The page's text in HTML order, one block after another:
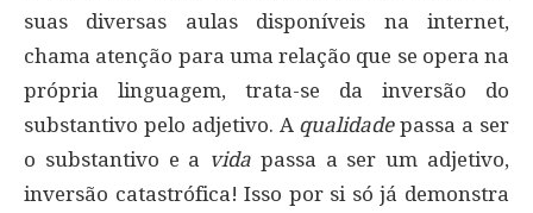
suas diversas aulas disponíveis na internet,
chama atenção para uma relação que se opera na
própria linguagem, trata-se da inversão do
substantivo pelo adjetivo. A qualidadepassa a ser
o substantivo e a vida passa a ser um adjetivo,
inversão catastrófica! Isso por si só já demonstra